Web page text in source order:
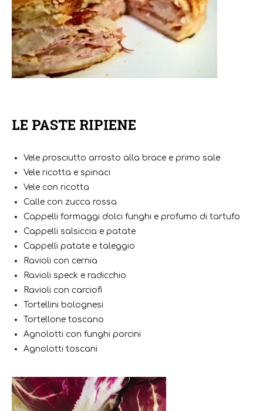
LE PASTE RIPIENE
Vele prosciutto arrosto alla brace e primo sale
Vele ricotta e spinaci
Vele con ricotta
Calle con zucca rossa
Cappelli formaggi dolci funghi e profumo di tartufo
Cappelli salsiccia e patate
Cappelli patate e taleggio
Ravioli con cernia
Ravioli speck e radicchio
Ravioli con carciofi
Tortellini bolognesi
Tortellone toscano
Agnolotti con funghi porcini
Agnolotti toscani